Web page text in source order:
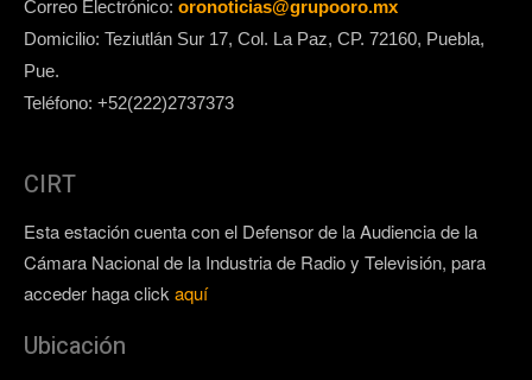
Correo Electrónico: oronoticias@grupooro.mx
Domicilio: Teziutlán Sur 17, Col. La Paz, CP. 72160, Puebla,
Pue.
Teléfono: +52(222)2737373
CIRT
Esta estación cuenta con el Defensor de la Audiencia de la
Cámara Nacional de la Industria de Radio y Televisión, para
acceder haga clickaquí
Ubicación